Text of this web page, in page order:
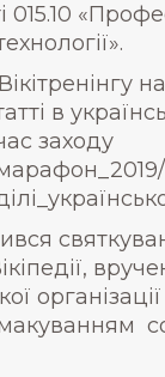
015.10
в
заходу
організації